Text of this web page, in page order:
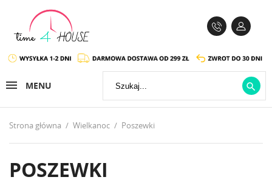
MENU 
Strona główna Wielkanoc Poszewki
POSZEWKI